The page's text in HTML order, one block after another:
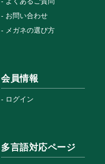
お問い合わせ
メガネの選び方
会員情報
ログイン
多言語対応ページ